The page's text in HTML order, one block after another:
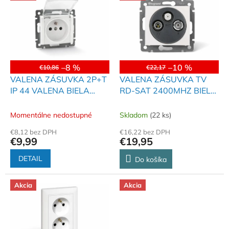
d
€10,86 –8 %
VALENA ZÁSUVKA 2P+T
IP 44 VALENA BIELA
Momentálne nedostupné
€8,12 bez DPH
€9,99
DETAIL
€22,17 –10 %
VALENA ZÁSUVKA TV
RD-SAT 2400MHZ BIELA
Skladom (22 ks)
€16,22 bez DPH
€19,95
Do košíka
Akcia Akcia